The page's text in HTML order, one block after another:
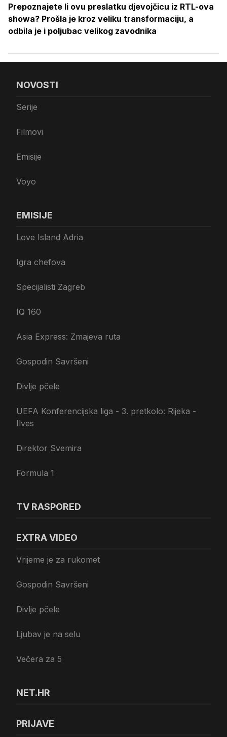
Prepoznajete li ovu preslatku djevojčicu iz RTL-ova
showa? Prošla je kroz veliku transformaciju, a
odbila je i poljubac velikog zavodnika
NOVOSTI
Serije
Filmovi
Emisije
Voyo
EMISIJE
Love Island Adria
Igra chefova
Specijalisti Zagreb
IQ 160
Asia Express: Zmajeva ruta
Gospodin Savršeni
Divlje pčele
UEFA Konferencijska liga - 3. pretkolo: Rijeka -
Ilves
Direktor Svemira
Formula 1
TV RASPORED
EXTRA VIDEO
Vrijeme je za rukomet
Gospodin Savršeni
Divlje pčele
Ljubav je na selu
Večera za 5
NET.HR
PRIJAVE